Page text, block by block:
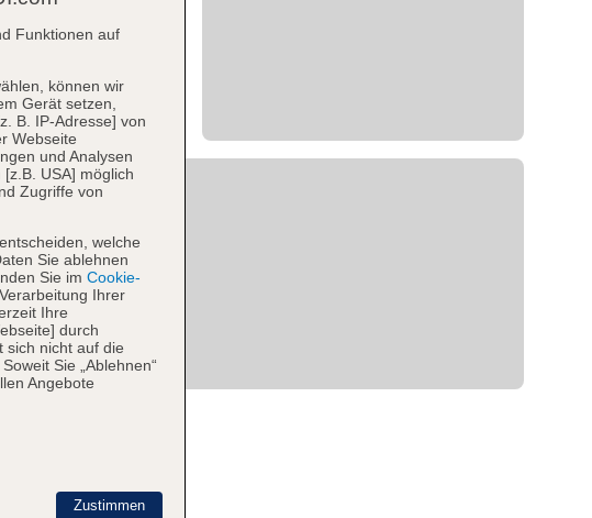
Funktionen auf
können wir
Gerät setzen,
B. IP-Adresse] von
Webseite
und Analysen
USA] möglich
Zugriffe von
welche
Sie ablehnen
Sie im Cookie-
Ihrer
Ihre
durch
sich nicht auf die
Sie „Ablehnen“
Angebote
Zustimmen